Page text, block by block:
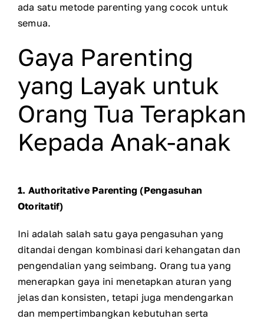
ada satu metode parenting yang cocok untuk
semua.
Gaya Parenting
yang Layak untuk
Orang Tua Terapkan
Kepada Anak-anak
1. Authoritative Parenting (Pengasuhan
Otoritatif)
Ini adalah salah satu gaya pengasuhan yang
ditandai dengan kombinasi dari kehangatan dan
pengendalian yang seimbang. Orang tua yang
menerapkan gaya ini menetapkan aturan yang
jelas dan konsisten, tetapi juga mendengarkan
dan mempertimbangkan kebutuhan serta